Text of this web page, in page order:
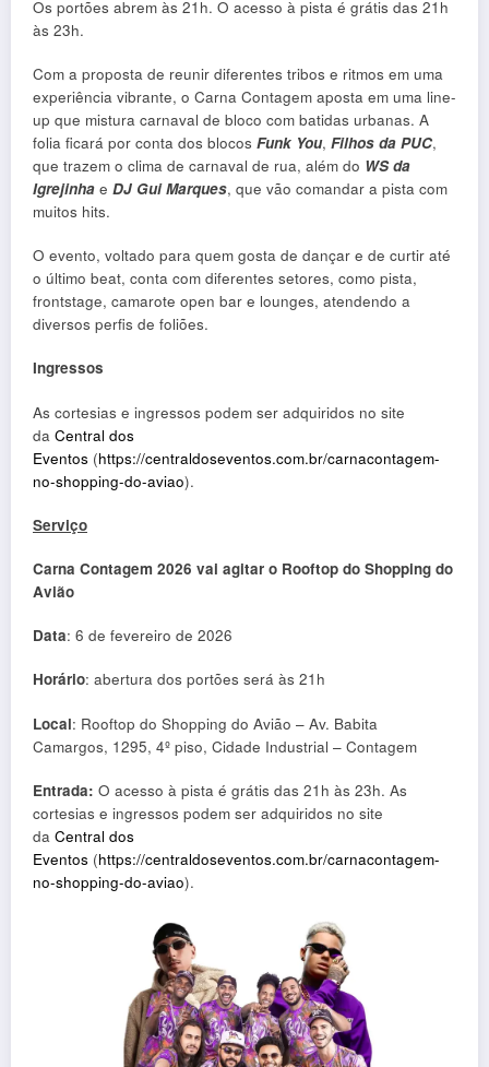
Os portões abrem às 21h. O acesso à pista é grátis das 21h
às 23h.
Com a proposta de reunir diferentes tribos e ritmos em uma
experiência vibrante, o Carna Contagem aposta em uma line-
up que mistura carnaval de bloco com batidas urbanas. A
folia ficará por conta dos blocos Funk You, Filhos da PUC,
que trazem o clima de carnaval de rua, além do WS da
Igrejinha e DJ Gui Marques, que vão comandar a pista com
muitos hits.
O evento, voltado para quem gosta de dançar e de curtir até
o último beat, conta com diferentes setores, como pista,
frontstage, camarote open bar e lounges, atendendo a
diversos perfis de foliões.
Ingressos
As cortesias e ingressos podem ser adquiridos no site
da Central dos
Eventos (https://centraldoseventos.com.br/carnacontagem-
no-shopping-do-aviao).
Serviço
Carna Contagem 2026 vai agitar o Rooftop do Shopping do
Avião
Data: 6 de fevereiro de 2026
Horário: abertura dos portões será às 21h
Local: Rooftop do Shopping do Avião – Av. Babita
Camargos, 1295, 4º piso, Cidade Industrial – Contagem
Entrada: O acesso à pista é grátis das 21h às 23h. As
cortesias e ingressos podem ser adquiridos no site
da Central dos
Eventos (https://centraldoseventos.com.br/carnacontagem-
no-shopping-do-aviao).